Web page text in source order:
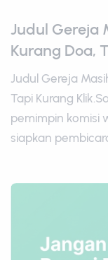
Judul Gereja
Kurang Doa,
Judul Gereja
Tapi Kurang
pemimpin komisi
siapkan